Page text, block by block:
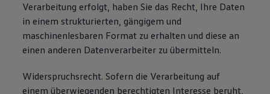
Verarbeitung erfolgt, haben Sie das Recht, Ihre Daten
in einem strukturierten, gängigem und
maschinenlesbaren Format zu erhalten und diese an
einen anderen Datenverarbeiter zu übermitteln.
Widerspruchsrecht. Sofern die Verarbeitung auf
einem überwiegenden berechtigten Interesse beruht,